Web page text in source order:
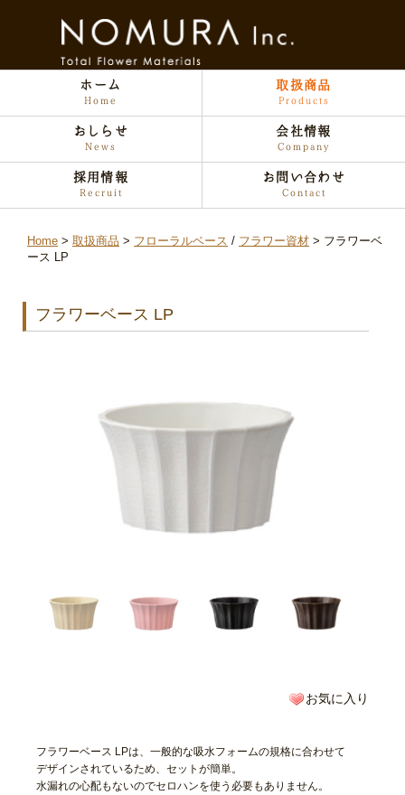
ホーム
Home
取扱商品
Products
おしらせ
News
会社情報
Company
採用情報
Recruit
お問い合わせ
Contact
Home 取扱商品 フローラルベース / フラワー資材
フラワーベ
ース LP
フラワーベース LP
お気に入り
フラワーベース LPは、一般的な吸水フォームの規格に合わせて
デザインされているため、セットが簡単。
水漏れの心配もないのでセロハンを使う必要もありません。